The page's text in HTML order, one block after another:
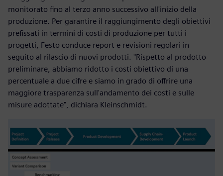
monitorato fino al terzo anno successivo all'inizio della
produzione. Per garantire il raggiungimento degli obiettivi
prefissati in termini di costi di produzione per tutti i
progetti, Festo conduce report e revisioni regolari in
seguito al rilascio di nuovi prodotti. "Rispetto al prodotto
preliminare, abbiamo ridotto i costi obiettivo di una
percentuale a due cifre e siamo in grado di offrire una
maggiore trasparenza sull'andamento dei costi e sulle
misure adottate", dichiara Kleinschmidt.